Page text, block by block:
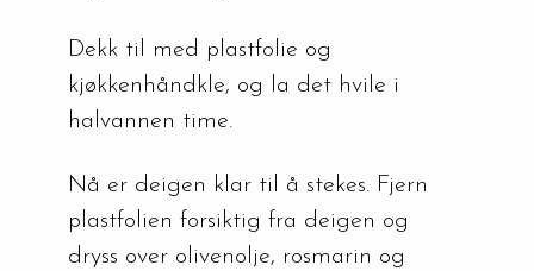
Dekk til med plastfolie og
kjøkkenhåndkle, og la det hvile i
halvannen time.
Nå er deigen klar til å stekes. Fjern
plastfolien forsiktig fra deigen og
dryss over olivenolje, rosmarin og